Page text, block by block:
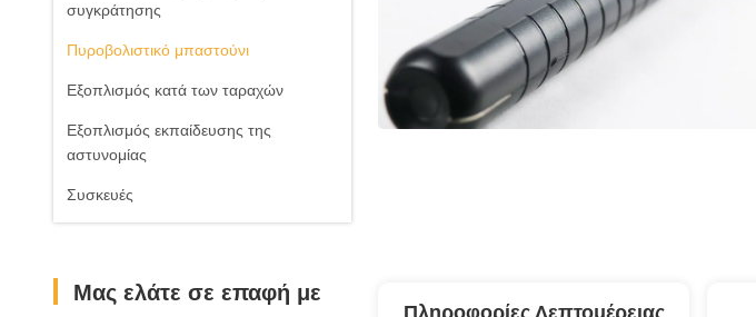
συγκράτησης
Πυροβολιστικό μπαστούνι
Εξοπλισμός κατά των ταραχών
Εξοπλισμός εκπαίδευσης της
αστυνομίας
Συσκευές
Μας ελάτε σε επαφή με
Πληροφορίες Λεπτομέρειας